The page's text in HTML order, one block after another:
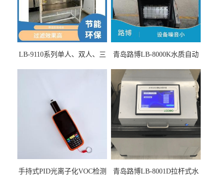
LB-9110系列单人、双人、三
青岛路博LB-8000K水质自动
手持式PID光离子化VOC检测
青岛路博LB-8001D拉杆式水